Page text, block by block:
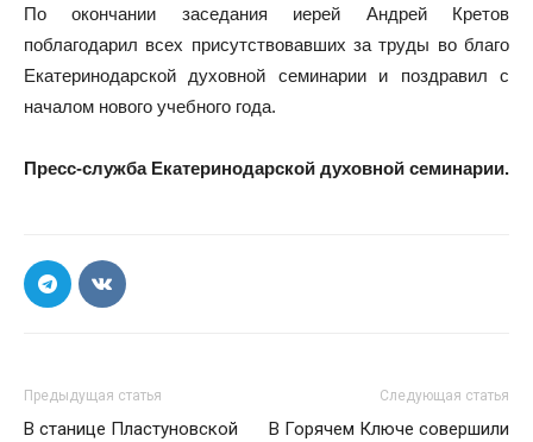
По окончании заседания иерей Андрей Кретов
поблагодарил всех присутствовавших за труды во благо
Екатеринодарской духовной семинарии и поздравил с
началом нового учебного года.
Пресс-служба Екатеринодарской духовной семинарии.
Предыдущая статья
В станице Пластуновской
Следующая статья
В Горячем Ключе совершили